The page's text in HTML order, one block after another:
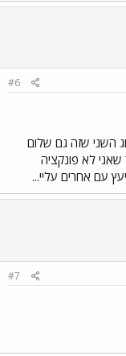
#6
השני שזה גם שלום
שאני לא פונקציה
עם אחרים עליי...
#7